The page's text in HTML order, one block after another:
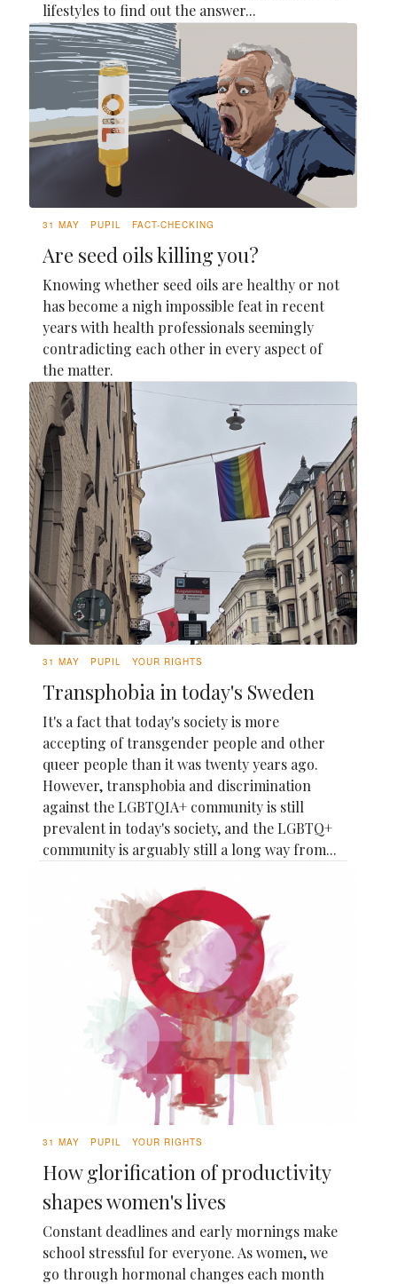
lifestyles to find out the answer...
31 MAY PUPIL FACT-CHECKING
Are seed oils killing you?
Knowing whether seed oils are healthy or not
has become a nigh impossible feat in recent
years with health professionals seemingly
contradicting each other in every aspect of
the matter.
31 MAY PUPIL YOUR RIGHTS
Transphobia in today's Sweden
It's a fact that today's society is more
accepting of transgender people and other
queer people than it was twenty years ago.
However, transphobia and discrimination
against the LGBTQIA+ community is still
prevalent in today's society, and the LGBTQ+
community is arguably still a long way from...
31 MAY PUPIL YOUR RIGHTS
How glorification of productivity
shapes women's lives
Constant deadlines and early mornings make
school stressful for everyone. As women, we
go through hormonal changes each month